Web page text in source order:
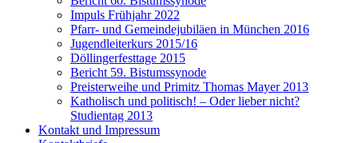
Impuls Frühjahr 2022
Pfarr- und Gemeindejubiläen in München 2016
Jugendleiterkurs 2015/16
Döllingerfesttage 2015
Bericht 59. Bistumssynode
Preisterweihe und Primitz Thomas Mayer 2013
Katholisch und politisch! – Oder lieber nicht?
Studientag 2013
Kontakt und Impressum